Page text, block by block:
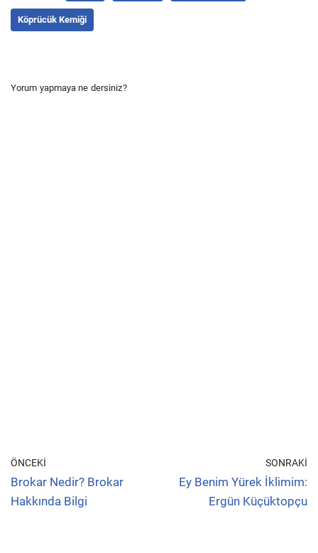
Köprücük Kemiği
Yorum yapmaya ne dersiniz?
ÖNCEKI
Brokar Nedir? Brokar
Hakkında Bilgi
SONRAKI
Ey Benim Yürek İklimim:
Ergün Küçüktopçu